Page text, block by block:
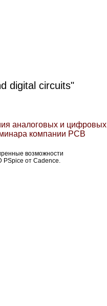
digital circuits"
аналоговых и цифровых
компании PCB
возможности
PSpice от Cadenсe.